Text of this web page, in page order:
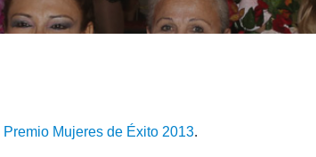
Premio Mujeres de Éxito 2013.